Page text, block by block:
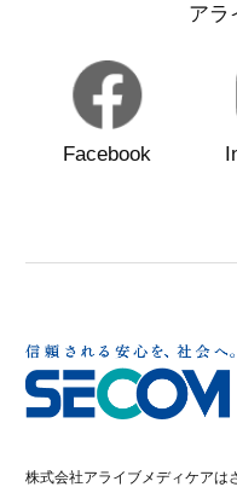
アラ
Facebook
株式会社アライブメディケアは